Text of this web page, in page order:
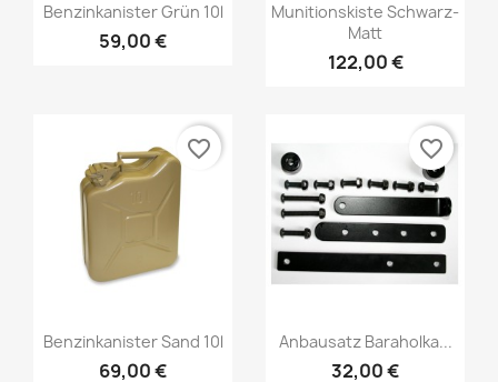
Benzinkanister Grün 10l
59,00 €
Munitionskiste Schwarz-
Matt
122,00 €
Benzinkanister Sand 10l
69,00 €
favorite_border
Anbausatz Baraholka...
32,00 €
favorite_border